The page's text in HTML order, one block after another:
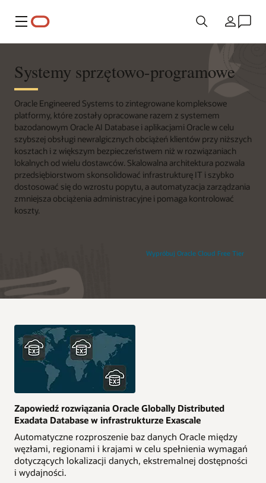
Menu Kraj
Wypróbuj Oracle Cloud Free Tier
Systemy sprzętowo-programowe
Oracle Engineered Systems to zintegrowane kompleksowe
platformy, które zostały opracowane razem z systemem
bazodanowym Oracle AI Database i aplikacjami Oracle w celu
szybszej obsługi newralgicznych obciążeń klientów przy niższych
kosztach i z większym bezpieczeństwem niż w rozwiązaniach
lokalnych od wielu dostawców. Skalowalna architektura pozwala
przedsiębiorstwom skonsolidować infrastrukturę IT i szybko
dostosować się do wzrostu popytu, a automatyzacja zarządzania
zmniejsza obciążenia administracyjne i pomaga kontrolować
koszty.
Zapowiedź rozwiązania Oracle Globally Distributed
Exadata Database w infrastrukturze Exascale
Automatyczne rozproszenie baz danych Oracle między
węzłami, regionami i krajami w celu spełnienia wymagań
dotyczących lokalizacji danych, ekstremalnej dostępności
i wydajności.